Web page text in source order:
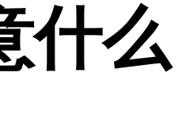
什么